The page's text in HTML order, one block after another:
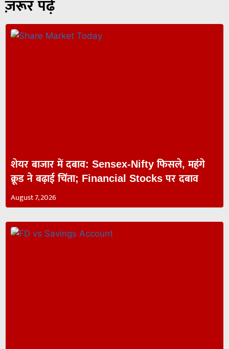
ज़रूर पढ़ें
शेयर बाजार में दबाव: Sensex-Nifty फिसले, महंगे
क्रूड ने बढ़ाई चिंता; Financial Stocks पर दबाव
August 7, 2026